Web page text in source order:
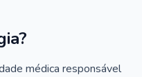
médica responsável